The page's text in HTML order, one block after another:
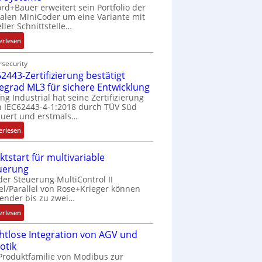
erweitert sein Portfolio der
MiniCoder um eine Variante mit
Schnittstelle…
:
E
i
n
f
a
c
h
e
S
n
s
o
r
-
I
t
Zertifizierung bestätigt
ML3 für sichere Entwicklung
Industrial hat seine Zertifizierung
IEC62443-4-1:2018 durch TÜV Süd
und erstmals…
:
I
C
6
2
4
4
3
Z
e
für multivariable
Steuerung MultiControl II
Parallel von Rose+Krieger können
bis zu zwei…
:
M
a
k
Integration von AGV und
von Modibus zur